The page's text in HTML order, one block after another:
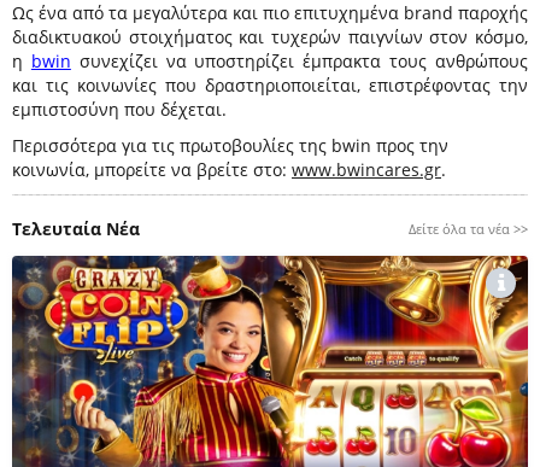
Ως ένα από τα μεγαλύτερα και πιο επιτυχημένα brand παροχής
διαδικτυακού στοιχήματος και τυχερών παιγνίων στον κόσμο,
η bwin συνεχίζει να υποστηρίζει έμπρακτα τους ανθρώπους
και τις κοινωνίες που δραστηριοποιείται, επιστρέφοντας την
εμπιστοσύνη που δέχεται.
Περισσότερα για τις πρωτοβουλίες της bwin προς την
κοινωνία, μπορείτε να βρείτε στο: www.bwincares.gr.
Τελευταία Νέα Δείτε όλα τα νέα >>